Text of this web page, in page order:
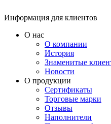
Информация для клиентов
О нас
О компании
История
Знаменитые
Новости
О продукции
Сертификаты
Торговые марки
Отзывы
Наполнители